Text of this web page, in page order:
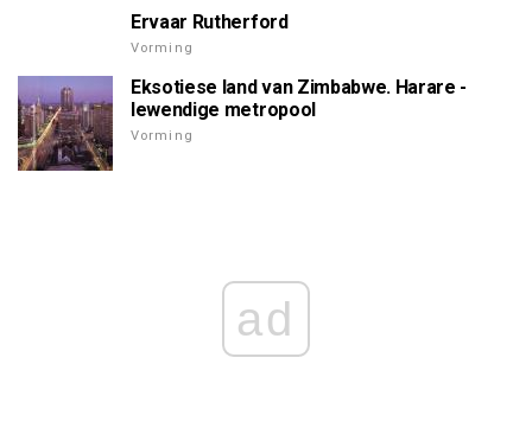
Ervaar Rutherford
Vorming
Eksotiese land van Zimbabwe. Harare -
lewendige metropool
Vorming
ad